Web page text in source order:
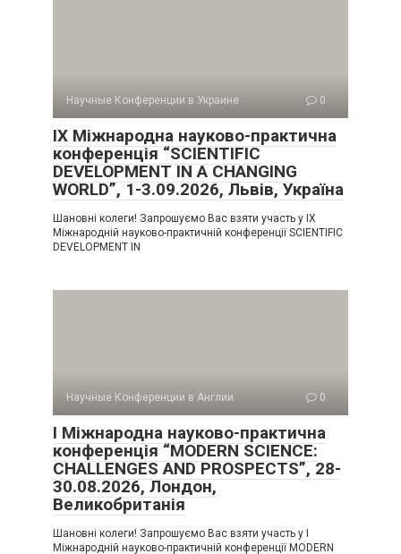
Научные Конференции в Украине 0
IX Міжнародна науково-практична
конференція “SCIENTIFIC
DEVELOPMENT IN A CHANGING
WORLD”, 1-3.09.2026, Львів, Україна
Шановні колеги! Запрошуємо Вас взяти участь у IX
Міжнародній науково-практичній конференції SCIENTIFIC
DEVELOPMENT IN
Научные Конференции в Англии 0
I Міжнародна науково-практична
конференція “MODERN SCIENCE:
CHALLENGES AND PROSPECTS”, 28-
30.08.2026, Лондон,
Великобританія
Шановні колеги! Запрошуємо Вас взяти участь у I
Міжнародній науково-практичній конференції MODERN